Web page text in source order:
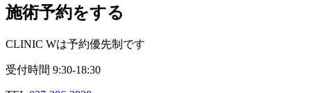
施術予約をする
CLINIC Wは予約優先制です
受付時間 9:30-18:30